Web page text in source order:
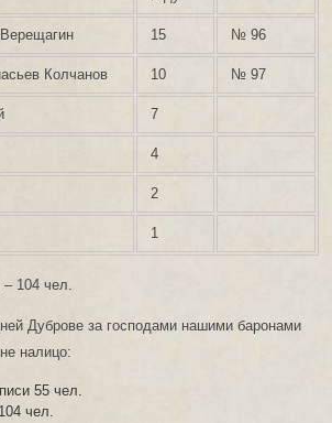
15 № 96
Колчанов 10 № 97
7
4
2
1
– 104 чел.
Дуброве за господами нашими баронами
налицо:
55 чел.
чел.